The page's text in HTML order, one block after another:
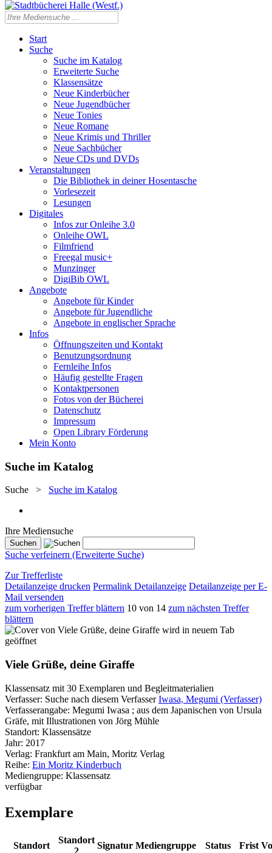
Start
Suche
Suche im Katalog
Erweiterte Suche
Klassensätze
Neue Kinderbücher
Neue Jugendbücher
Neue Tonies
Neue Romane
Neue Krimis und Thriller
Neue Sachbücher
Neue CDs und DVDs
Veranstaltungen
Die Bibliothek in deiner Hosentasche
Vorlesezeit
Lesungen
Digitales
Infos zur Onleihe 3.0
Onleihe OWL
Filmfriend
Freegal music+
Munzinger
DigiBib OWL
Angebote
Angebote für Kinder
Angebote für Jugendliche
Angebote in englischer Sprache
Infos
Öffnungszeiten und Kontakt
Benutzungsordnung
Fernleihe Infos
Häufig gestellte Fragen
Kontaktpersonen
Fotos von der Bücherei
Datenschutz
Impressum
Open Library Förderung
Mein Konto
Suche im Katalog
Suche > Suche im Katalog
Ihre Mediensuche
Suche verfeinern (Erweiterte Suche)
Zur Trefferliste
Detailanzeige drucken Permalink Detailanzeige Detailanzeige per E-
Mail versenden
zum vorherigen Treffer blättern 10 von 14 zum nächsten Treffer
blättern
wird in neuem Tab
geöffnet
Viele Grüße, deine Giraffe
Klassensatz mit 30 Exemplaren und Begleitmaterialien
Verfasser: Suche nach diesem Verfasser Iwasa, Megumi (Verfasser)
Verfasserangabe: Megumi Iwasa ; aus dem Japanischen von Ursula
Gräfe, mit Illustrationen von Jörg Mühle
Standort: Klassensätze
Jahr: 2017
Verlag: Frankfurt am Main, Moritz Verlag
Reihe: Ein Moritz Kinderbuch
Mediengruppe: Klassensatz
verfügbar
Exemplare
Standort
Standort
2
Signatur Mediengruppe Status Frist